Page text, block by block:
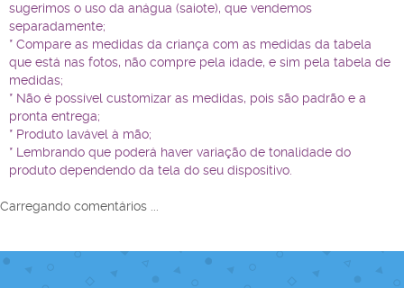
sugerimos o uso da anágua (saiote), que vendemos
separadamente;
* Compare as medidas da criança com as medidas da tabela
que está nas fotos, não compre pela idade, e sim pela tabela de
medidas;
* Não é possível customizar as medidas, pois são padrão e a
pronta entrega;
* Produto lavável à mão;
* Lembrando que poderá haver variação de tonalidade do
produto dependendo da tela do seu dispositivo.
Carregando comentários ...